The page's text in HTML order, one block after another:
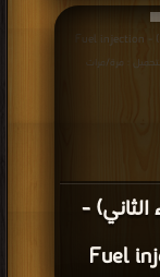
-
Fuel
قراءة و تحميل كتاب كتاب انظمة حقن الوقود (الجزء الثاني) - Fuel injection
: مرة/مرات